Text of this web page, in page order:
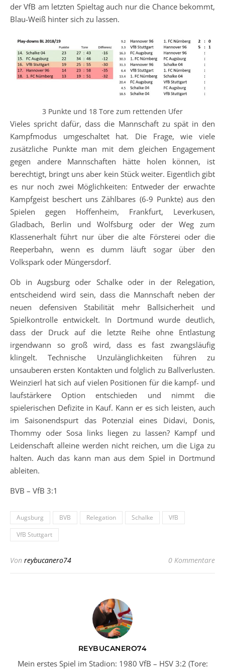
der VfB am letzten Spieltag auch nur die Chance bekommt,
Blau-Weiß hinter sich zu lassen.
3 Punkte und 18 Tore zum rettenden Ufer
Vieles spricht dafür, dass die Mannschaft zu spät in den
Kampfmodus umgeschaltet hat. Die Frage, wie viele
zusätzliche Punkte man mit dem gleichen Engagement
gegen andere Mannschaften hätte holen können, ist
berechtigt, bringt uns aber kein Stück weiter. Eigentlich gibt
es nur noch zwei Möglichkeiten: Entweder der erwachte
Kampfgeist beschert uns Zählbares (6-9 Punkte) aus den
Spielen gegen Hoffenheim, Frankfurt, Leverkusen,
Gladbach, Berlin und Wolfsburg oder der Weg zum
Klassenerhalt führt nur über die alte Försterei oder die
Reeperbahn, wenn es dumm läuft sogar über den
Volkspark oder Müngersdorf.
Ob in Augsburg oder Schalke oder in der Relegation,
entscheidend wird sein, dass die Mannschaft neben der
neuen defensiven Stabilität mehr Ballsicherheit und
Spielkontrolle entwickelt. In Dortmund wurde deutlich,
dass der Druck auf die letzte Reihe ohne Entlastung
irgendwann so groß wird, dass es fast zwangsläufig
klingelt. Technische Unzulänglichkeiten führen zu
unsauberen ersten Kontakten und folglich zu Ballverlusten.
Weinzierl hat sich auf vielen Positionen für die kampf- und
laufstärkere Option entschieden und nimmt die
spielerischen Defizite in Kauf. Kann er es sich leisten, auch
im Saisonendspurt das Potenzial eines Didavi, Donis,
Thommy oder Sosa links liegen zu lassen? Kampf und
Leidenschaft alleine werden nicht reichen, um die Liga zu
halten. Auch das kann man aus dem Spiel in Dortmund
ableiten.
BVB – VfB 3:1
Augsburg BVB Relegation Schalke
VfB
VfB Stuttgart
Von reybucanero74 0 Kommentare
REYBUCANERO74
Mein erstes Spiel im Stadion: 1980 VfB – HSV 3:2 (Tore: